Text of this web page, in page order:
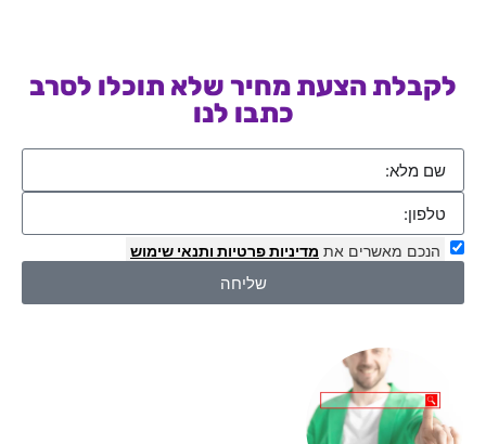
לקבלת הצעת מחיר שלא תוכלו לסרב
כתבו לנו
הנכם מאשרים את מדיניות פרטיות ותנאי שימוש
שליחה